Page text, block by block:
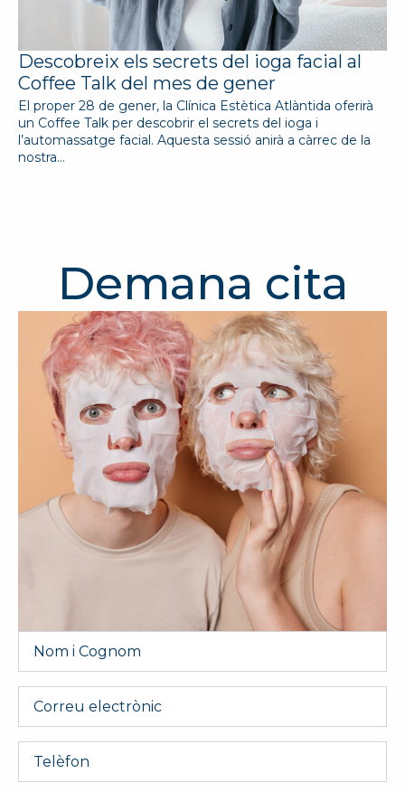
Descobreix els secrets del ioga facial al
Coffee Talk del mes de gener
El proper 28 de gener, la Clínica Estètica Atlàntida oferirà
un Coffee Talk per descobrir el secrets del ioga i
l’automassatge facial. Aquesta sessió anirà a càrrec de la
nostra…
Demana cita
Nom
Email
Telèfon